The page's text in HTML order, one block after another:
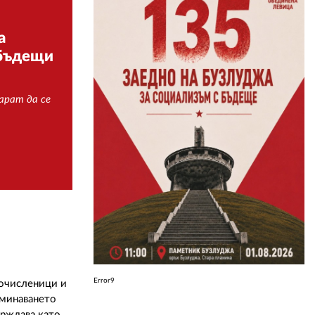
да се
и
Error9
АВТОРИ
РЕДАКЦИЯ
РЕКЛАМА
АБОНАМЕНТ
УСЛОВИЯ ЗА ПОЛЗВАНЕ
ПОЛИТИКА ЗА БИСКВИТКИТЕ
ПОЛИТИКАТА ЗА